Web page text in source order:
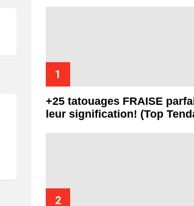
+25 tatouages ​​FRAISE
leur signification! (Top